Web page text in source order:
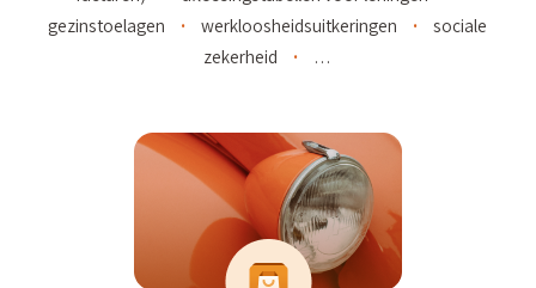
gezinstoelagen
werkloosheidsuitkeringen
sociale
zekerheid
…